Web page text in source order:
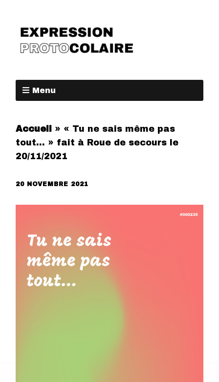
Menu
Accueil » « Tu ne sais même pas
tout… » fait à Roue de secours le
20/11/2021
20 NOVEMBRE 2021